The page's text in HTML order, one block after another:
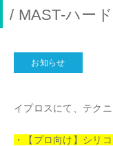
/ MAST-ハー
お知らせ
イプロスにて、テク
・【プロ向け】シリ